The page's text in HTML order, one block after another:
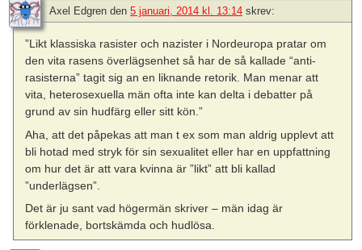
Axel Edgren den 5 januari, 2014 kl. 13:14 skrev:
”Likt klassiska rasister och nazister i Nordeuropa pratar om
den vita rasens överlägsenhet så har de så kallade “anti-
rasisterna” tagit sig an en liknande retorik. Man menar att
vita, heterosexuella män ofta inte kan delta i debatter på
grund av sin hudfärg eller sitt kön.”
Aha, att det påpekas att man t ex som man aldrig upplevt att
bli hotad med stryk för sin sexualitet eller har en uppfattning
om hur det är att vara kvinna är ”likt” att bli kallad
”underlägsen”.
Det är ju sant vad högermän skriver – män idag är
förklenade, bortskämda och hudlösa.